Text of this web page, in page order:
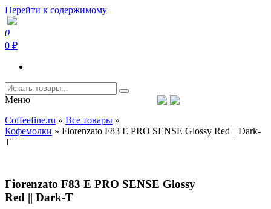
Перейти к содержимому
Coffeefine.ru
Интернет-магазин кофемашин и кофейной техники для дома
0
0 ₽
Меню
Coffeefine.ru » Все товары »
Кофемолки » Fiorenzato F83 E PRO SENSE Glossy Red || Dark-
T
Fiorenzato F83 E PRO SENSE Glossy
Red || Dark-T